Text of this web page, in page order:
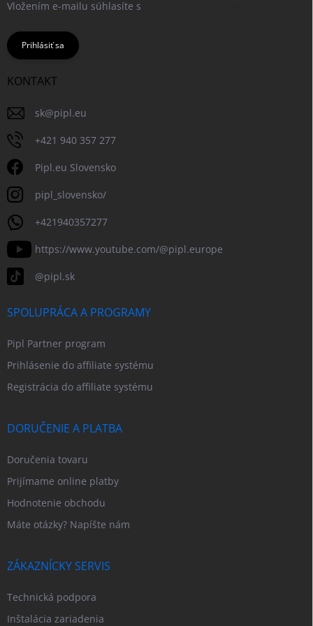
Vložením e-mailu súhlasíte s
Prihlásiť sa
KONTAKT
sk@pipl.eu
+421 940 357 277
Pipl.eu Slovensko
pipl_slovensko/
+421940357277
https://www.youtube.com/@pipl.europe
@pipl.sk
SPOLUPRÁCA A PROGRAMY
Pipl Partner program
Prihlásenie do affiliate systému
Registrácia do affiliate systému
DORUČENIE A PLATBA
Doručenia tovaru
Prijímame online platby
Hodnotenie obchodu
Máte otázky? Napíšte nám
ZÁKAZNÍCKY SERVIS
Technická podpora
Inštalácia zariadenia